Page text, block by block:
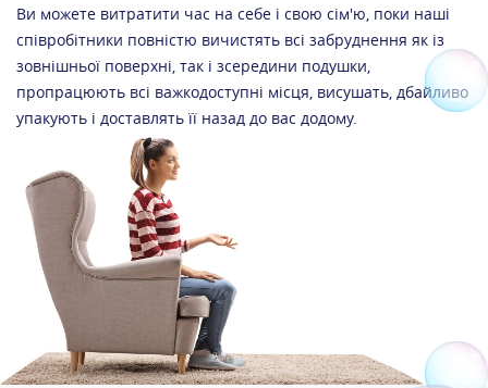
Ви можете витратити час на себе і свою сім'ю, поки наші
співробітники повністю вичистять всі забруднення як із
зовнішньої поверхні, так і зсередини подушки,
пропрацюють всі важкодоступні місця, висушать, дбайливо
упакують і доставлять її назад до вас додому.